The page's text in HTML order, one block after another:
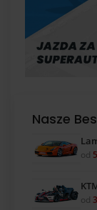
Nasze
od
od